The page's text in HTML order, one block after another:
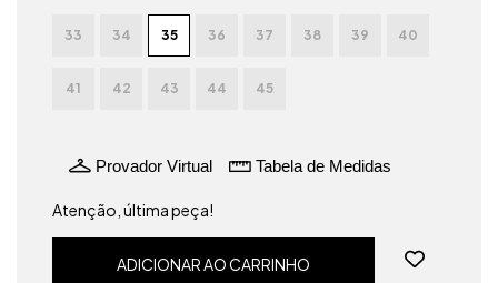
33 34 35 36 37 38 39 40
41 42 43 44 45
Provador Virtual Tabela de Medidas
Atenção, última peça!